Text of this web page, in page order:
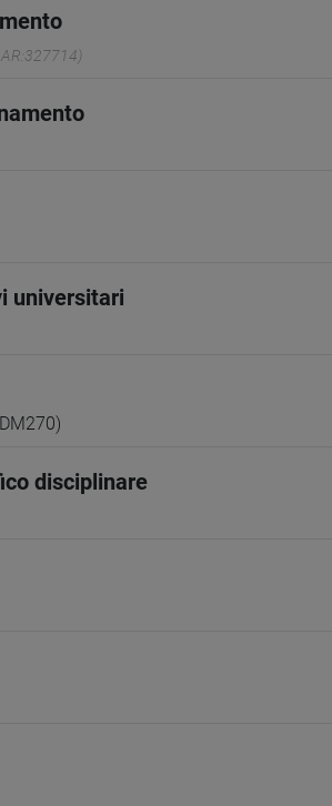
universitari
disciplinare